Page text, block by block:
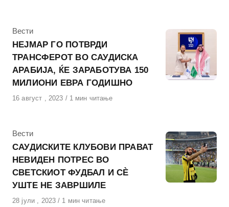
КАтегорија
Вести
НЕЈМАР ГО ПОТВРДИ
ТРАНСФЕРОТ ВО САУДИСКА
АРАБИЈА, ЌЕ ЗАРАБОТУВА 150
МИЛИОНИ ЕВРА ГОДИШНО
Објавено
16 август , 2023 1 мин читање
КАтегорија
Вести
САУДИСКИТЕ КЛУБОВИ ПРАВАТ
НЕВИДЕН ПОТРЕС ВО
СВЕТСКИОТ ФУДБАЛ И СÈ
УШТЕ НЕ ЗАВРШИЛЕ
Објавено
28 јули , 2023 1 мин читање